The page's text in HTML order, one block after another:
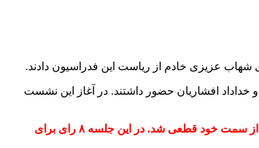
عزیزی خادم از ریاست این فدراسیون دادند.
افشاریان حضور داشتند. در آغاز این نشست
در این نشست دلایل این اتفاق و تمام اشتباهات یک سال اخیر عزیزی خادم مورد بحث و بررسی قرار گرفت و در نهایت برکناری رئیس فدراسیون فوتبال از سمت خود قطعی شد. در این جلسه ۸ رای برای